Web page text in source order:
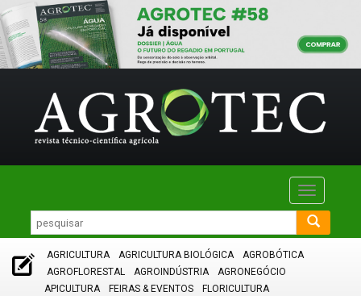
Toggle
AGRICULTURA AGRICULTURA BIOLÓGICA
AGROBÓTICA
AGROFLORESTAL
AGROINDÚSTRIA
AGRONEGÓCIO
APICULTURA
FEIRAS & EVENTOS
FLORICULTURA